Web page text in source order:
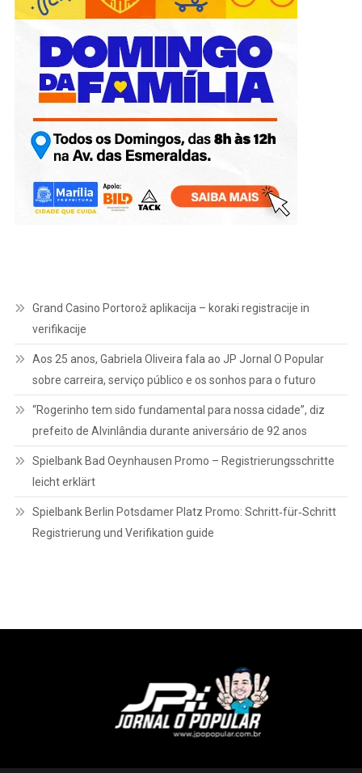
Grand Casino Portorož aplikacija – koraki registracije in
verifikacije
Aos 25 anos, Gabriela Oliveira fala ao JP Jornal O Popular
sobre carreira, serviço público e os sonhos para o futuro
“Rogerinho tem sido fundamental para nossa cidade”, diz
prefeito de Alvinlândia durante aniversário de 92 anos
Spielbank Bad Oeynhausen Promo – Registrierungsschritte
leicht erklärt
Spielbank Berlin Potsdamer Platz Promo: Schritt‑für‑Schritt
Registrierung und Verifikation guide